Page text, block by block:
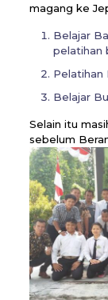
magang ke
Belajar
pelatihan
Pelatihan
Belajar
Selain itu
sebelum